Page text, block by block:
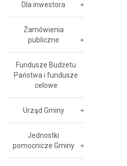
Dla inwestora
Zamówienia
publiczne
Fundusze Budżetu
Państwa i fundusze
celowe
Urząd Gminy
Jednostki
pomocnicze Gminy